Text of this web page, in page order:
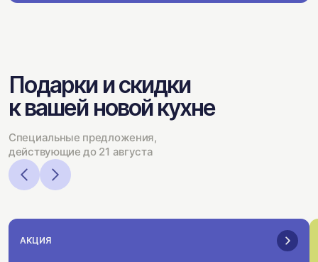
Подарки и скидки
к вашей новой кухне
Специальные предложения,
действующие до 21 августа
АКЦИЯ